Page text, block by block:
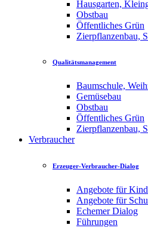
Hausgarten,
Obstbau
Öffentliches Grün
Zierpflanzenbau,
Qualitätsmanagement
Baumschule,
Gemüsebau
Obstbau
Öffentliches Grün
Zierpflanzenbau,
Verbraucher
Erzeuger-Verbraucher-Dialog
Angebote für
Angebote für
Echemer Dialog
Führungen